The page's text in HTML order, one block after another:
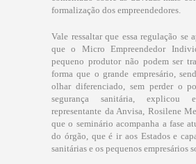
formalização dos empreendedores.
Vale ressaltar que essa regulação se
que o Micro Empreendedor
pequeno produtor não podem ser
forma que o grande empresário,
olhar diferenciado, sem perder o
segurança sanitária, explicou
representante da Anvisa, Rosilene
que o seminário acompanha a fase
do órgão, que é ir aos Estados e
sanitárias e os pequenos empresários